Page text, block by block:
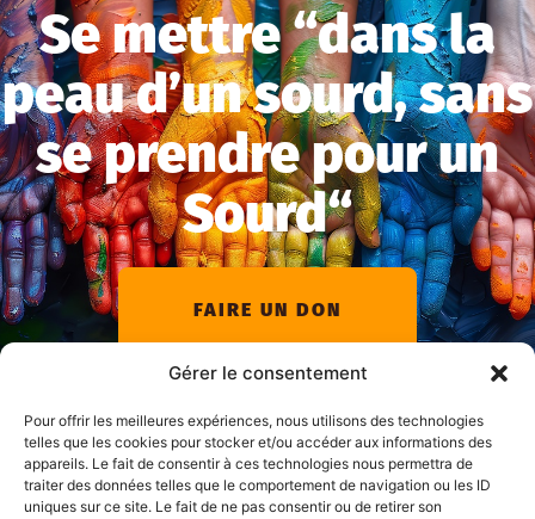
Gérer le consentement
Pour offrir les meilleures expériences, nous utilisons des technologies
telles que les cookies pour stocker et/ou accéder aux informations des
appareils. Le fait de consentir à ces technologies nous permettra de
traiter des données telles que le comportement de navigation ou les ID
uniques sur ce site. Le fait de ne pas consentir ou de retirer son
Se mettre “dans la
peau d’un sourd, sans
se prendre pour un
Sourd“
FAIRE UN DON